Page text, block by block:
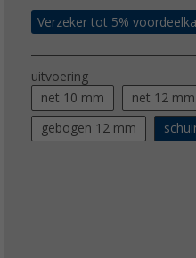
Verzeker tot 5%
uitvoering
net 10 mm
net 12 mm
gebogen 12 mm